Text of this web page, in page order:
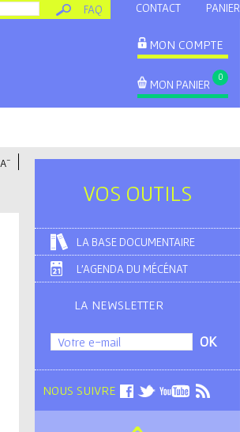
CONTACT PANIER
FAQ
MON COMPTE
MON PANIER
0
A-
VOS OUTILS
LA BASE DOCUMENTAIRE
L'AGENDA DU MÉCÉNAT
LA NEWSLETTER
NOUS SUIVRE